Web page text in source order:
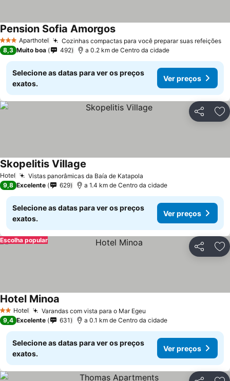
3 EstrelasAparthotel Cozinhas compactas para você preparar suas refeições
Pension Sofia Amorgos
8,3 Muito boa 492 a 0.2 km de Centro da cidade
Selecione as datas para ver os preços
exatos.
Ver preços
Partilhar
Hotel Vistas panorâmicas da Baía de Katapola
Skopelitis Village
9,8 Excelente 629 a 1.4 km de Centro da cidade
Selecione as datas para ver os preços
exatos.
Ver preços
Partilhar
Escolha popular
2 Estrelas
Hotel Varandas com vista para o Mar Egeu
Hotel Minoa
9,4 Excelente 631 a 0.1 km de Centro da cidade
Selecione as datas para ver os preços
exatos.
Ver preços